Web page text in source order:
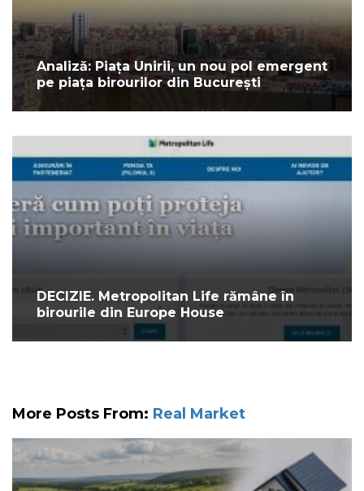
Analiză: Piața Unirii, un nou pol emergent
pe piața birourilor din București
DECIZIE. Metropolitan Life rămâne în
birourile din Europe House
More Posts From: Real Market